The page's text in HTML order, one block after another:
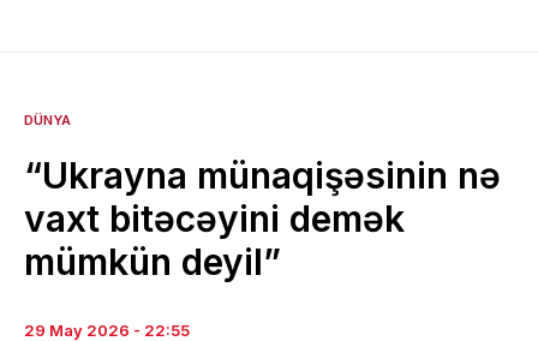
DÜNYA
“Ukrayna münaqişəsinin nə
vaxt bitəcəyini demək
mümkün deyil”
29 May 2026 - 22:55